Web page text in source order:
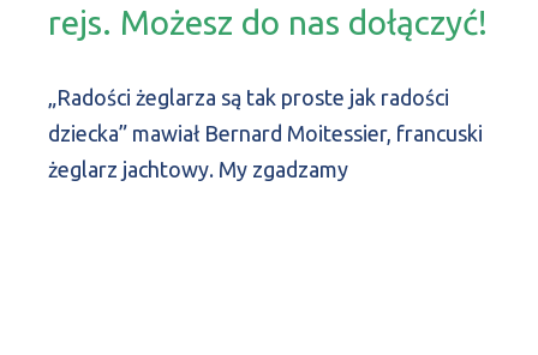
rejs. Możesz do nas dołączyć!
„Radości żeglarza są tak proste jak radości
dziecka” mawiał Bernard Moitessier, francuski
żeglarz jachtowy. My zgadzamy